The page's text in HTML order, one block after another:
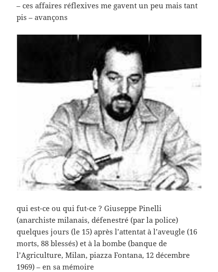
– ces affaires réflexives me gavent un peu mais tant
pis – avançons
qui est-ce ou qui fut-ce ? Giuseppe Pinelli
(anarchiste milanais, défenestré (par la police)
quelques jours (le 15) après l’attentat à l’aveugle (16
morts, 88 blessés) et à la bombe (banque de
l’Agriculture, Milan, piazza Fontana, 12 décembre
1969) – en sa mémoire